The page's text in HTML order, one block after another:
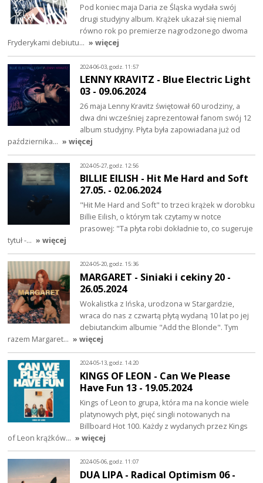
Pod koniec maja Daria ze Śląska wydała swój
drugi studyjny album. Krążek ukazał się niemal
równo rok po premierze nagrodzonego dwoma
Fryderykami debiutu… » więcej
2024-06-03, godz. 11:57
LENNY KRAVITZ - Blue Electric Light
03 - 09.06.2024
26 maja Lenny Kravitz świętował 60 urodziny, a
dwa dni wcześniej zaprezentował fanom swój 12
album studyjny. Płyta była zapowiadana już od
października… » więcej
2024-05-27, godz. 12:56
BILLIE EILISH - Hit Me Hard and Soft
27.05. - 02.06.2024
"Hit Me Hard and Soft" to trzeci krążek w dorobku
Billie Eilish, o którym tak czytamy w notce
prasowej: "Ta płyta robi dokładnie to, co sugeruje
tytuł -… » więcej
2024-05-20, godz. 15:36
MARGARET - Siniaki i cekiny 20 -
26.05.2024
Wokalistka z Ińska, urodzona w Stargardzie,
wraca do nas z czwartą płytą wydaną 10 lat po jej
debiutanckim albumie "Add the Blonde". Tym
razem Margaret… » więcej
2024-05-13, godz. 14:20
KINGS OF LEON - Can We Please
Have Fun 13 - 19.05.2024
Kings of Leon to grupa, która ma na koncie wiele
platynowych płyt, pięć singli notowanych na
Billboard Hot 100. Każdy z wydanych przez Kings
of Leon krążków… » więcej
2024-05-06, godz. 11:07
DUA LIPA - Radical Optimism 06 -